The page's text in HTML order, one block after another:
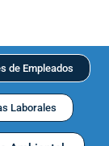
de Empleados
Laborales